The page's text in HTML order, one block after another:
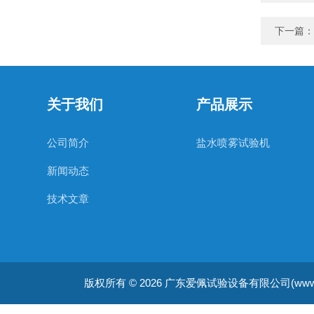
下一篇：
关于我们
公司简介
新闻动态
技术文章
产品展示
盐水喷雾试验机
版权所有 © 2026 广东爱佩试验设备有限公司